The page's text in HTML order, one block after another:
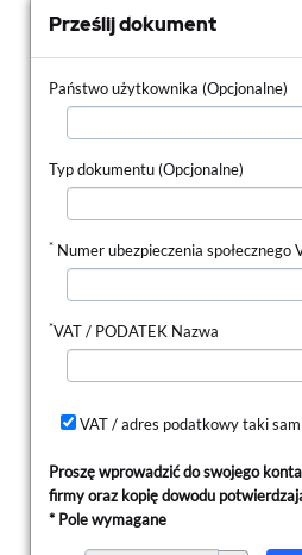
Prześlij dokument
Państwo użytkownika (Opcjonalne)
Typ dokumentu (Opcjonalne)
* Numer ubezpieczenia społecznego
*VAT / PODATEK Nazwa
VAT / adres podatkowy taki
Proszę wprowadzić do swojego
firmy oraz kopię dowodu
* Pole wymagane